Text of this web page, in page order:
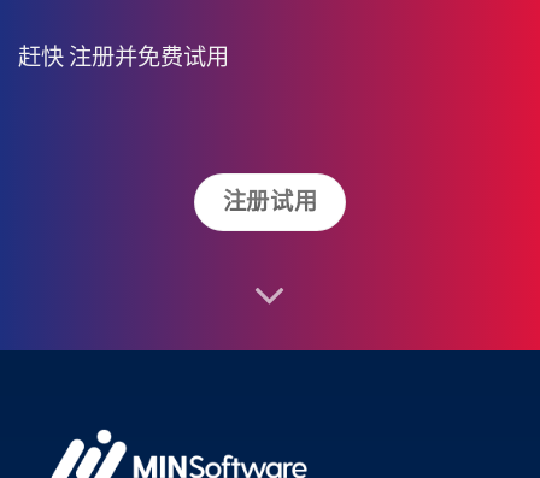
赶快 注册并免费试用
注册试用